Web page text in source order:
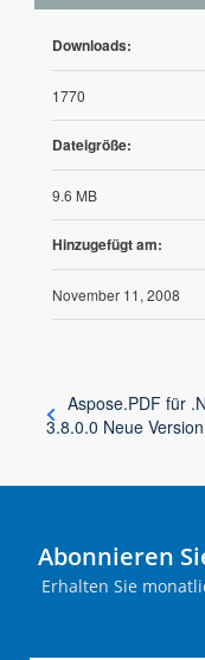
Downloads:
1770
Dateigröße:
9.6 MB
Hinzugefügt am:
November 11, 2008
Aspose.PDF für
3.8.0.0 Neue Version
Abonnieren
Erhalten Sie